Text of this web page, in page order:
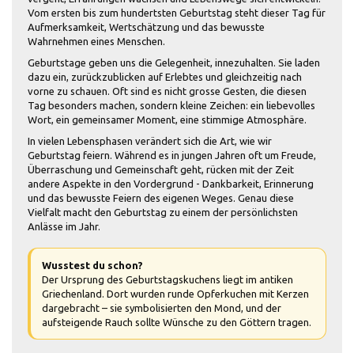
Vom ersten bis zum hundertsten Geburtstag steht dieser Tag für
Aufmerksamkeit, Wertschätzung und das bewusste
Wahrnehmen eines Menschen.
Geburtstage geben uns die Gelegenheit, innezuhalten. Sie laden
dazu ein, zurückzublicken auf Erlebtes und gleichzeitig nach
vorne zu schauen. Oft sind es nicht grosse Gesten, die diesen
Tag besonders machen, sondern kleine Zeichen: ein liebevolles
Wort, ein gemeinsamer Moment, eine stimmige Atmosphäre.
In vielen Lebensphasen verändert sich die Art, wie wir
Geburtstag feiern. Während es in jungen Jahren oft um Freude,
Überraschung und Gemeinschaft geht, rücken mit der Zeit
andere Aspekte in den Vordergrund - Dankbarkeit, Erinnerung
und das bewusste Feiern des eigenen Weges. Genau diese
Vielfalt macht den Geburtstag zu einem der persönlichsten
Anlässe im Jahr.
Wusstest du schon?
Der Ursprung des Geburtstagskuchens liegt im antiken
Griechenland. Dort wurden runde Opferkuchen mit Kerzen
dargebracht – sie symbolisierten den Mond, und der
aufsteigende Rauch sollte Wünsche zu den Göttern tragen.